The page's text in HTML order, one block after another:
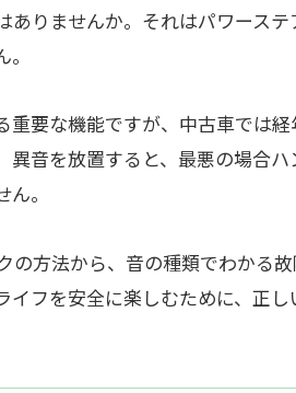
りませんか。それはパワース
要な機能ですが、中古車では
音を放置すると、最悪の場合
。
方法から、音の種類でわかる
フを安全に楽しむために、正